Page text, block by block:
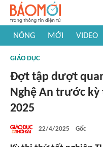
NÓNG MỚI VIDEO
#Khám phá thế giới
GIÁO DỤC
Đợt tập dượt
Nghệ An trước kỳ
2025
22/4/2025 Gốc